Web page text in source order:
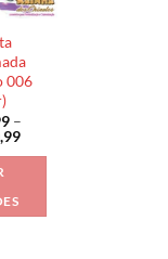
006
–
Faixa